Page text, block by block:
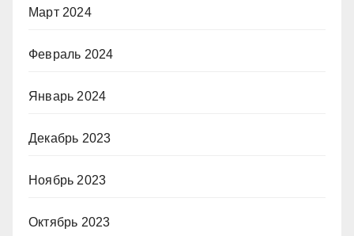
Март 2024
Февраль 2024
Январь 2024
Декабрь 2023
Ноябрь 2023
Октябрь 2023